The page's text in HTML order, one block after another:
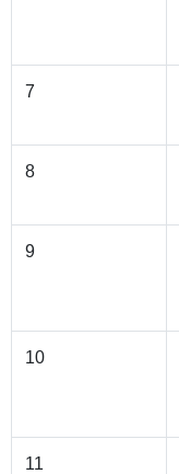
7
8
9
10
11